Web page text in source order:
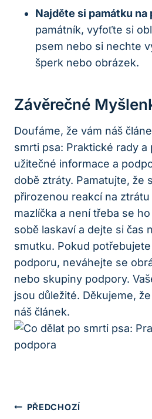
Najděte si památku na
památník, vyfoťte si
psem nebo si nechte
šperk nebo obrázek.
Závěrečné
Doufáme, že vám náš
smrti psa: Praktické rady a
užitečné informace a
době ztráty. Pamatujte, že
přirozenou reakcí na
mazlíčka a není třeba se
sobě laskaví a dejte si čas
smutku. Pokud
podporu, neváhejte se
nebo skupiny podpory.
jsou důležité. Děkujeme,
náš článek.
Navigace
PŘEDCHOZÍ